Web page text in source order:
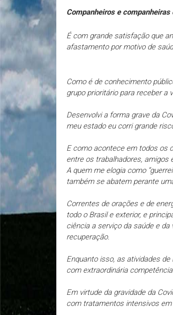
Companheiros e
É com grande satisfação que
afastamento por motivo de
Como é de conhecimento
grupo prioritário para receber a
Desenvolvi a forma grave da
meu estado eu corri grande
E como acontece em todos os
entre os trabalhadores, amigos
A quem me elogia como
também se abatem perante
Correntes de orações e de
todo o Brasil e exterior, e
ciência a serviço da saúde e
recuperação.
Enquanto isso, as atividades
com extraordinária
Em virtude da gravidade da
com tratamentos intensivos